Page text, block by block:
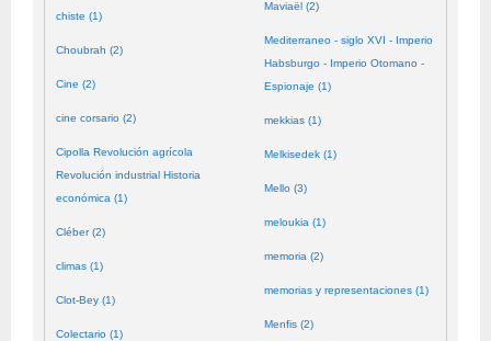
chiste (1)
Choubrah (2)
Cine (2)
cine corsario (2)
Cipolla Revolución agrícola
Revolución industrial Historia
económica (1)
Cléber (2)
climas (1)
Clot-Bey (1)
Colectario (1)
Maviaël (2)
Mediterraneo - siglo XVI - Imperio
Habsburgo - Imperio Otomano -
Espionaje (1)
mekkias (1)
Melkisedek (1)
Mello (3)
meloukia (1)
memoria (2)
memorias y representaciones (1)
Menfis (2)